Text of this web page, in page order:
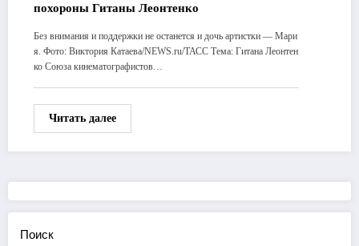
похороны Гитаны Леонтенко
Без внимания и поддержки не останется и дочь артистки — Мари
я. Фото: Виктория Катаева/NEWS.ru/ТАСС Тема: Гитана Леонтен
ко Союза кинематографистов…
Читать далее
Поиск